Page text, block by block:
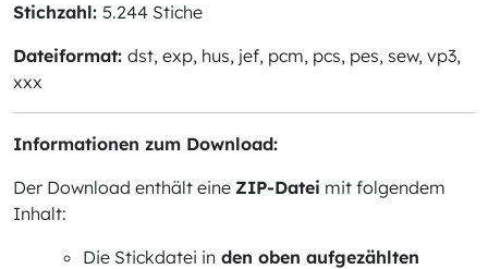
Stichzahl: 5.244 Stiche
Dateiformat: dst, exp, hus, jef, pcm, pcs, pes, sew, vp3,
xxx
Informationen zum Download:
Der Download enthält eine ZIP-Datei mit folgendem
Inhalt:
Die Stickdatei in den oben aufgezählten